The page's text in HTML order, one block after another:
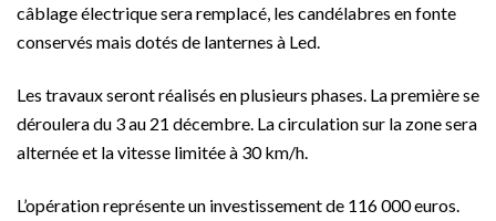
câblage électrique sera remplacé, les candélabres en fonte
conservés mais dotés de lanternes à Led.
Les travaux seront réalisés en plusieurs phases. La première se
déroulera du 3 au 21 décembre. La circulation sur la zone sera
alternée et la vitesse limitée à 30 km/h.
L’opération représente un investissement de 116 000 euros.